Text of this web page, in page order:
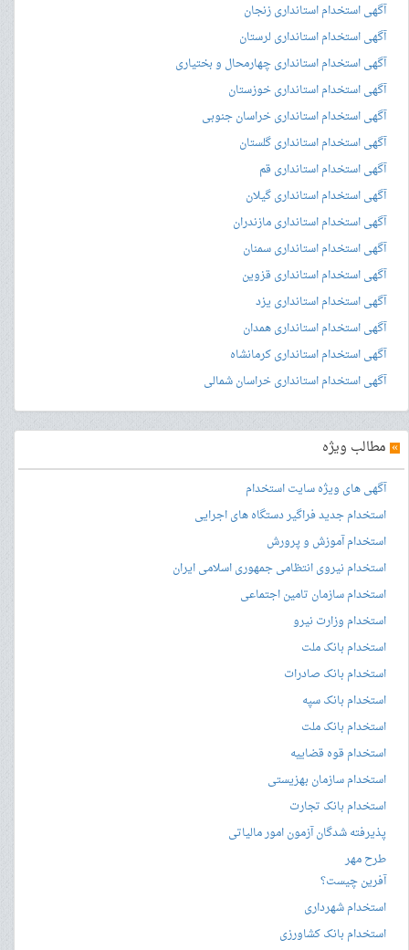
آگهی استخدام استانداری زنجان
آگهی استخدام استانداری لرستان
آگهی استخدام استانداری چهارمحال و بختیاری
آگهی استخدام استانداری خوزستان
آگهی استخدام استانداری خراسان جنوبی
آگهی استخدام استانداری گلستان
آگهی استخدام استانداری قم
آگهی استخدام استانداری گیلان
آگهی استخدام استانداری مازندران
آگهی استخدام استانداری سمنان
آگهی استخدام استانداری قزوین
آگهی استخدام استانداری یزد
آگهی استخدام استانداری همدان
آگهی استخدام استانداری کرمانشاه
آگهی استخدام استانداری خراسان شمالی
» مطالب ویژه
آگهی های ویژه سایت استخدام
استخدام جدید فراگیر دستگاه های اجرایی
استخدام آموزش و پرورش
استخدام نیروی انتظامی جمهوری اسلامی ایران
استخدام سازمان تامین اجتماعی
استخدام وزارت نیرو
استخدام بانک ملت
استخدام بانک صادرات
استخدام بانک سپه
استخدام بانک ملت
استخدام قوه قضاییه
استخدام سازمان بهزیستی
استخدام بانک تجارت
پذیرفته شدگان آزمون امور مالیاتی
طرح مهر
آفرین چیست؟
استخدام شهرداری
استخدام بانک کشاورزی